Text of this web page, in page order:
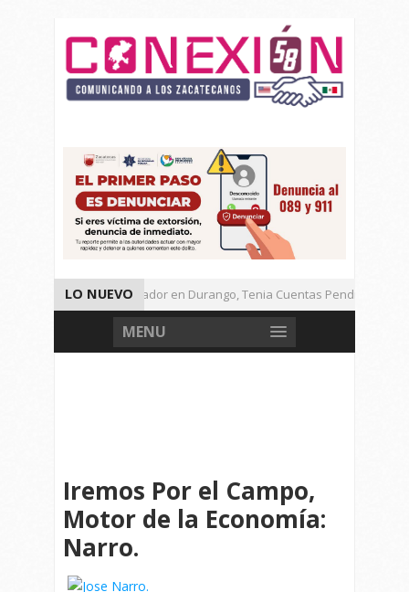
LO NUEVO
Detienen a Defraudador en Durango, Tenia Cuentas Pendientes en
Presenta Presidenta Sheinbaum, 10 Acciones Para Explotación de
MENU
Iremos Por el Campo,
Motor de la Economía:
Narro.